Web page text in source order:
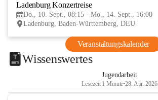
Ladenburg Konzertreise
Do., 10. Sept., 08:15 - Mo., 14. Sept., 16:00
Ladenburg, Baden-Württemberg, DEU
Veranstaltungskalender
Wissenswertes
Jugendarbeit
Lesezeit 1 Minute•28. Apr. 2026